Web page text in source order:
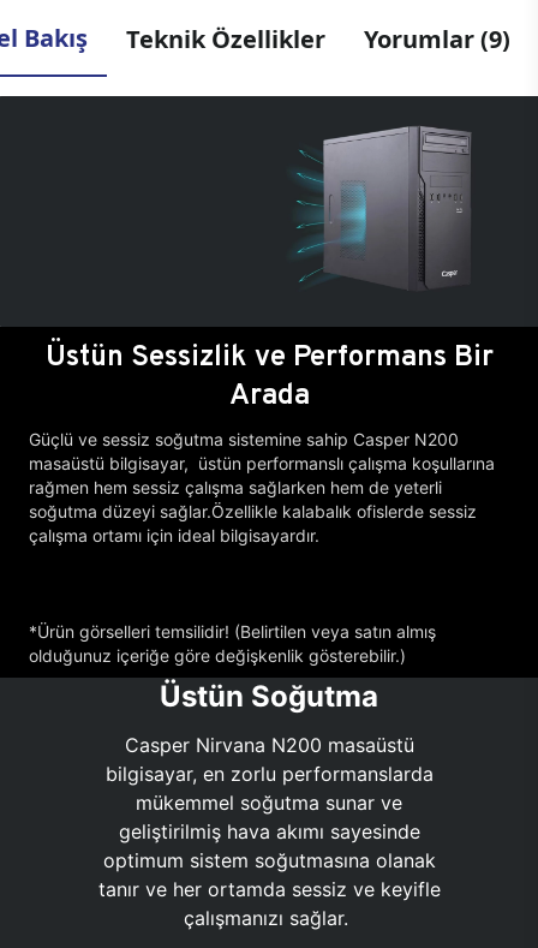
Bakış Teknik Özellikler Yorumlar (9)
Üstün Sessizlik ve Performans Bir
Arada
Güçlü ve sessiz soğutma sistemine sahip Casper N200
masaüstü bilgisayar, üstün performanslı çalışma koşullarına
rağmen hem sessiz çalışma sağlarken hem de yeterli
soğutma düzeyi sağlar.Özellikle kalabalık ofislerde sessiz
çalışma ortamı için ideal bilgisayardır.
*Ürün görselleri temsilidir! (Belirtilen veya satın almış
olduğunuz içeriğe göre değişkenlik gösterebilir.)
Üstün Soğutma
Casper Nirvana N200 masaüstü
bilgisayar, en zorlu performanslarda
mükemmel soğutma sunar ve
geliştirilmiş hava akımı sayesinde
optimum sistem soğutmasına olanak
tanır ve her ortamda sessiz ve keyifle
çalışmanızı sağlar.